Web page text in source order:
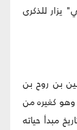
يزار للذكرى
بن روح بن
وهو كغيره من
مبدأ حياته